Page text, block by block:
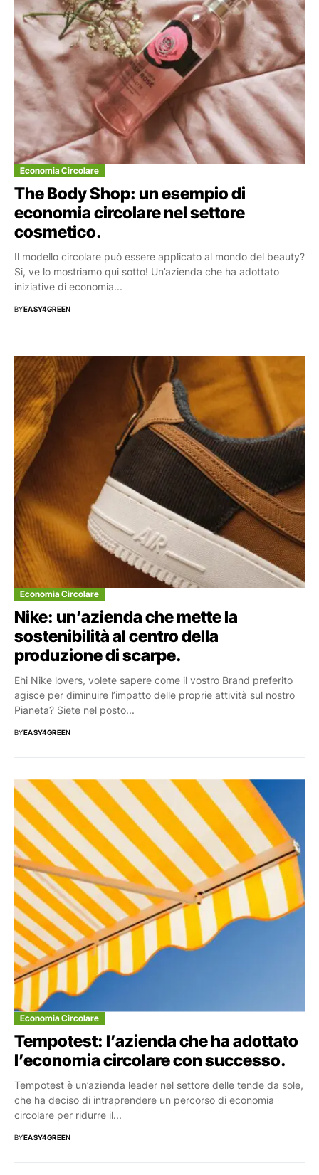
Economia Circolare
The Body Shop: un esempio di
economia circolare nel settore
cosmetico.
Il modello circolare può essere applicato al mondo del beauty?
Si, ve lo mostriamo qui sotto! Un’azienda che ha adottato
iniziative di economia...
BYEASY4GREEN
Economia Circolare
Nike: un’azienda che mette la
sostenibilità al centro della
produzione di scarpe.
Ehi Nike lovers, volete sapere come il vostro Brand preferito
agisce per diminuire l’impatto delle proprie attività sul nostro
Pianeta? Siete nel posto...
BYEASY4GREEN
Economia Circolare
Tempotest: l’azienda che ha adottato
l’economia circolare con successo.
Tempotest è un’azienda leader nel settore delle tende da sole,
che ha deciso di intraprendere un percorso di economia
circolare per ridurre il...
BYEASY4GREEN